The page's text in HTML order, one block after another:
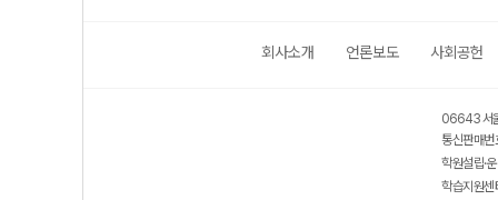
회사소개 언론보도 사회공헌
06643 서
통신판매
학원설립·
학습지원